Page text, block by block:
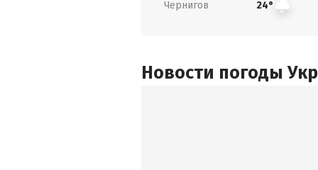
Чернигов 24°
Новости погоды